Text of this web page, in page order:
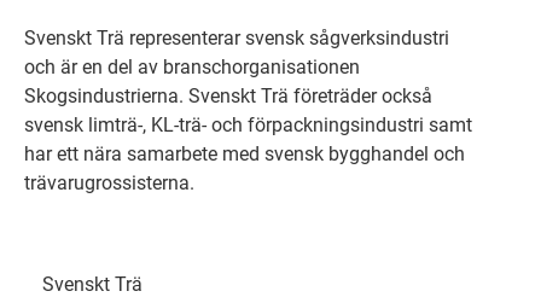
Svenskt Trä representerar svensk sågverksindustri
och är en del av branschorganisationen
Skogsindustrierna. Svenskt Trä företräder också
svensk limträ-, KL-trä- och förpackningsindustri samt
har ett nära samarbete med svensk bygghandel och
trävarugrossisterna.
Svenskt Trä